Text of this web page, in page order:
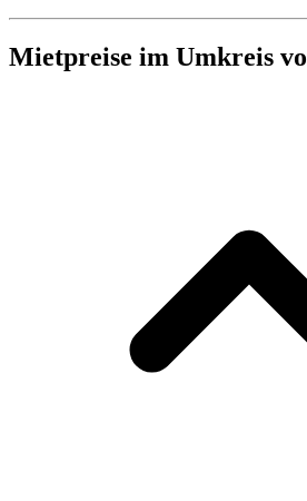
Mietpreise im Umkreis